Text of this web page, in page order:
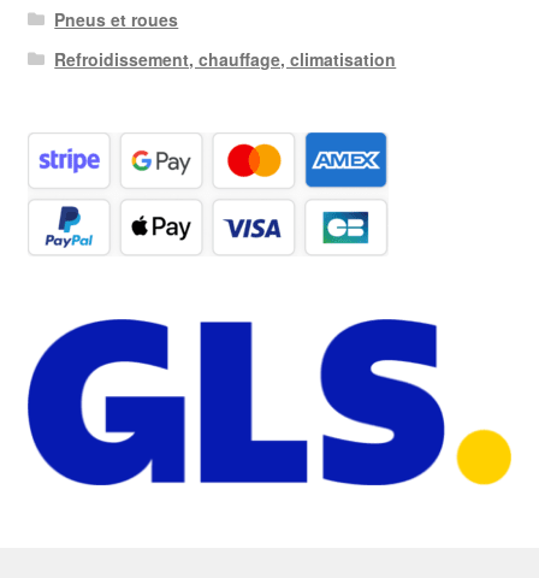
Pneus et roues
Refroidissement, chauffage, climatisation